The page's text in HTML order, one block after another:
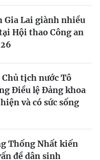
Gia Lai giành nhiều
Hội thao Công an
tịch nước Tô
Điều lệ Đảng khoa
và có sức sống
Thống Nhất kiến
đề dân sinh